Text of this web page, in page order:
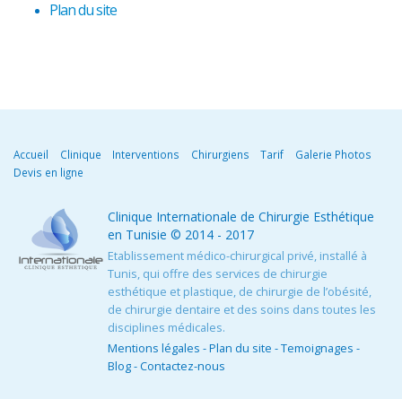
Plan du site
Accueil Clinique Interventions Chirurgiens Tarif
Galerie Photos
Devis en ligne
Clinique Internationale de Chirurgie Esthétique
en Tunisie © 2014 - 2017
Etablissement médico-chirurgical privé, installé à
Tunis, qui offre des services de chirurgie
esthétique et plastique, de chirurgie de l’obésité,
de chirurgie dentaire et des soins dans toutes les
disciplines médicales.
Mentions légales -Plan du site -Temoignages -
Blog-Contactez-nous